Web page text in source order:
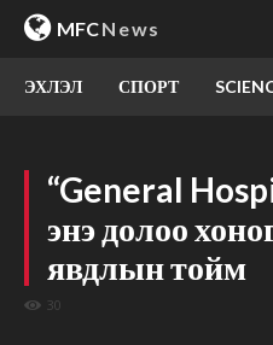
MFCNews
ЭХЛЭЛ СПОРТ
“General
энэ долоо
явдлын тойм
30